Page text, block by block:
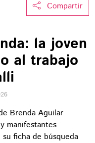
Compartir
la joven
al trabajo
Brenda Aguilar
manifestantes
ficha de búsqueda